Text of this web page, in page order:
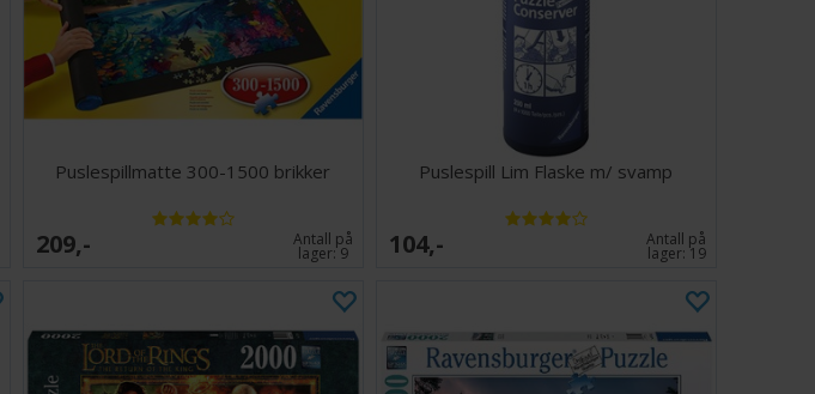
Puslespillmatte 300-1500 brikker
209,- Antall på
lager:9
Puslespill Lim Flaske m/ svamp
104,- Antall på
lager: 19